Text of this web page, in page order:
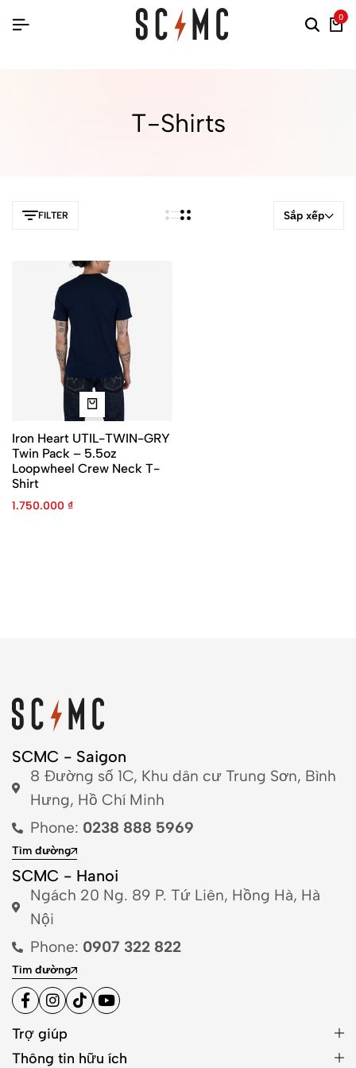
0
T-Shirts
FILTER Sắp xếp
Iron Heart UTIL-TWIN-GRY
Twin Pack – 5.5oz
Loopwheel Crew Neck T-
Shirt
1.750.000 ₫
SCMC - Saigon
8 Đường số 1C, Khu dân cư Trung Sơn, Bình
Hưng, Hồ Chí Minh
Phone: 0238 888 5969
Tìm đường
SCMC - Hanoi
Ngách 20 Ng. 89 P. Tứ Liên, Hồng Hà, Hà
Nội
Phone: 0907 322 822
Tìm đường
Trợ giúp
Thông tin hữu ích